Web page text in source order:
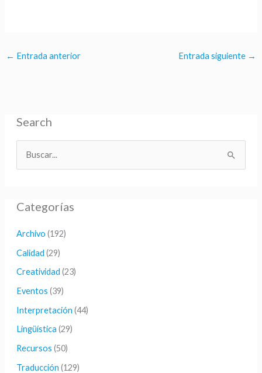
← Entrada anterior Entrada siguiente →
Search
c
p
o
r
:
Categorías
Archivo (192)
Calidad (29)
Creatividad (23)
Eventos (39)
Interpretación (44)
Lingüística (29)
Recursos (50)
Traducción (129)